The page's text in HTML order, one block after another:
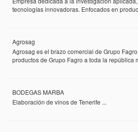
tecnologías innovadoras. Enfocados en
Agrosag
Agrosag es el brazo comercial de Grupo
productos de Grupo Fagro a toda la república
BODEGAS MARBA
Elaboración de vinos de Tenerife ...